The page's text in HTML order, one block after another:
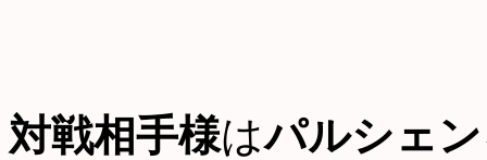
対戦相手様はパルシェン